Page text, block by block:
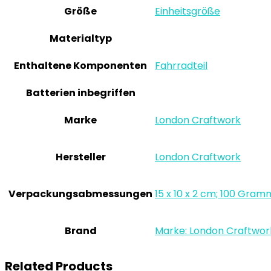
Größe
‎Einheitsgröße
Materialtyp
Enthaltene Komponenten
‎Fahrradteil
Batterien inbegriffen
Marke
‎London Craftwork
Hersteller ‎London Craftwork
Verpackungsabmessungen ‎15 x 10 x 2 cm; 100
Brand Marke: London
Related Products